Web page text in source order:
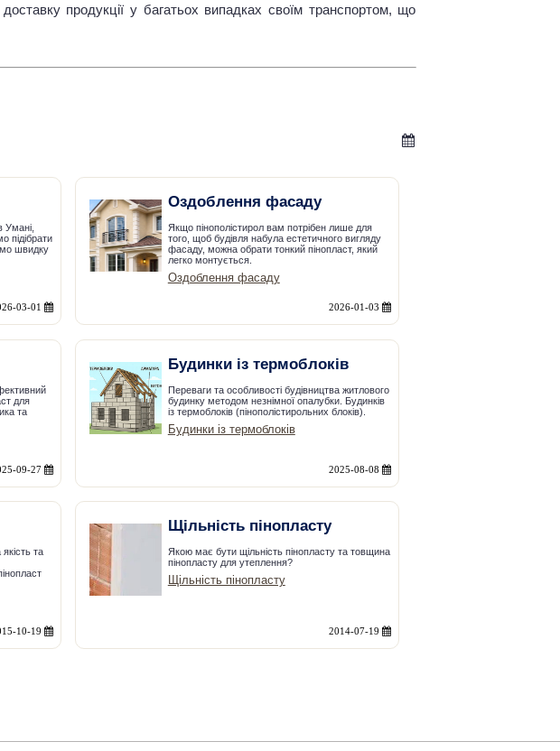
продукції у багатьох випадках своїм транспортом, що
Умані,
підібрати
швидку
03-01
Оздоблення фасаду
Якщо пінополістирол вам потрібен лише для
того, щоб будівля набула естетичного вигляду
фасаду, можна обрати тонкий пінопласт, який
легко монтується.
Оздоблення фасаду
2026-01-03
для
та
09-27
Будинки із термоблоків
Переваги та особливості будівництва житлового
будинку методом незнімної опалубки. Будинків
із термоблоків (пінополістирольних блоків).
Будинки із термоблоків
2025-08-08
та
10-19
Щільність пінопласту
Якою має бути щільність пінопласту та товщина
пінопласту для утеплення?
Щільність пінопласту
2014-07-19